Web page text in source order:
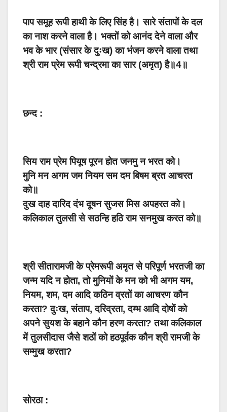
पाप समूह रूपी हाथी के लिए सिंह है। सारे संतापों के दल
का नाश करने वाला है। भक्तों को आनंद देने वाला और
भव के भार (संसार के दुःख) का भंजन करने वाला तथा
श्री राम प्रेम रूपी चन्द्रमा का सार (अमृत) है॥4॥
छन्द :
सिय राम प्रेम पियूष पूरन होत जनमु न भरत को।
मुनि मन अगम जम नियम सम दम बिषम ब्रत आचरत
को॥
दुख दाह दारिद दंभ दूषन सुजस मिस अपहरत को।
कलिकाल तुलसी से सठन्हि हठि राम सनमुख करत को॥
श्री सीतारामजी के प्रेमरूपी अमृत से परिपूर्ण भरतजी का
जन्म यदि न होता, तो मुनियों के मन को भी अगम यम,
नियम, शम, दम आदि कठिन व्रतों का आचरण कौन
करता? दुःख, संताप, दरिद्रता, दम्भ आदि दोषों को
अपने सुयश के बहाने कौन हरण करता? तथा कलिकाल
में तुलसीदास जैसे शठों को हठपूर्वक कौन श्री रामजी के
सम्मुख करता?
सोरठा :